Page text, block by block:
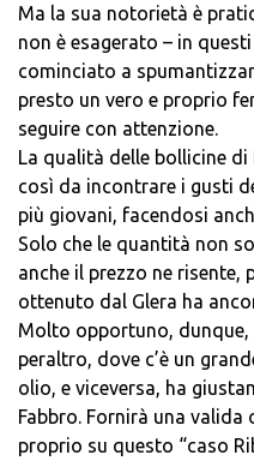
Ma la sua notorietà è
non è esagerato – in
cominciato a
presto un vero e proprio
seguire con attenzione.
La qualità delle bollicine
così da incontrare i gusti
più giovani, facendosi
Solo che le quantità non
anche il prezzo ne risente,
ottenuto dal Glera ha
Molto opportuno, dunque,
peraltro, dove c’è un
olio, e viceversa, ha
Fabbro. Fornirà una
proprio su questo “caso